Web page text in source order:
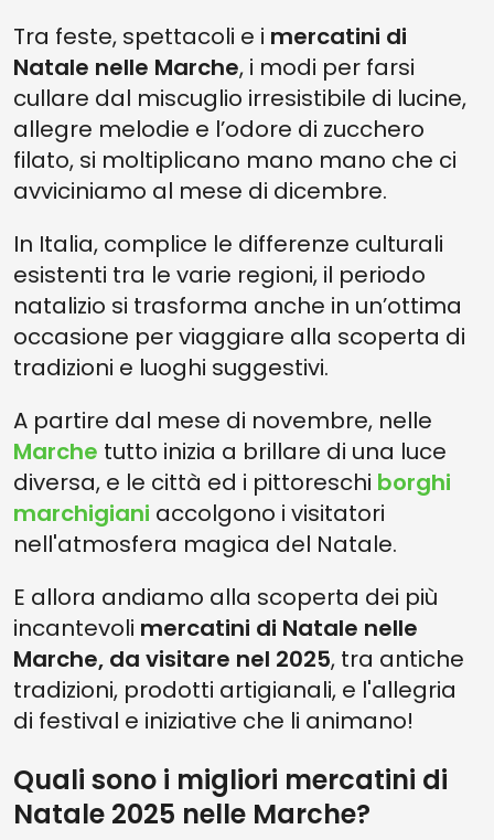
Tra feste, spettacoli e i mercatini di
Natale nelle Marche, i modi per farsi
cullare dal miscuglio irresistibile di lucine,
allegre melodie e l’odore di zucchero
filato, si moltiplicano mano mano che ci
avviciniamo al mese di dicembre.
In Italia, complice le differenze culturali
esistenti tra le varie regioni, il periodo
natalizio si trasforma anche in un’ottima
occasione per viaggiare alla scoperta di
tradizioni e luoghi suggestivi.
A partire dal mese di novembre, nelle
Marche tutto inizia a brillare di una luce
diversa, e le città ed i pittoreschi borghi
marchigiani accolgono i visitatori
nell'atmosfera magica del Natale.
E allora andiamo alla scoperta dei più
incantevoli mercatini di Natale nelle
Marche, da visitare nel 2025, tra antiche
tradizioni, prodotti artigianali, e l'allegria
di festival e iniziative che li animano!
Quali sono i migliori mercatini di
Natale 2025 nelle Marche?